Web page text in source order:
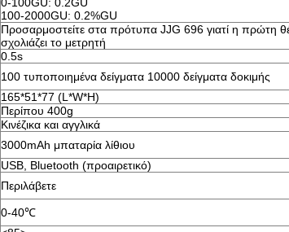
100-2000GU: 0.2%GU
Προσαρμοστείτε στα πρότυπα JJG 696 γιατί η πρώτη
σχολιάζει το μετρητή
0.5s
100 τυποποιημένα δείγματα 10000 δείγματα δοκιμής
165*51*77 (L*W*H)
Περίπου 400g
Κινέζικα και αγγλικά
3000mAh μπαταρία λίθιου
USB, Bluetooth (προαιρετικό)
Περιλάβετε
0-40℃